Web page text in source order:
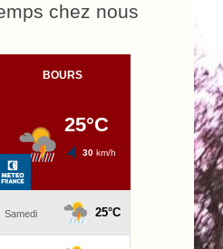
chez nous